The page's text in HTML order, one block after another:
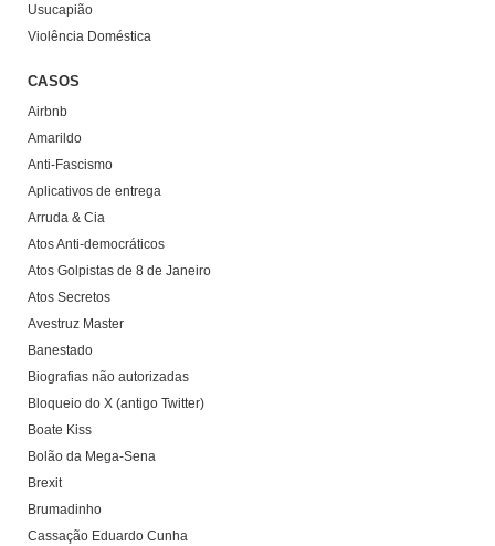
Usucapião
Violência Doméstica
CASOS
Airbnb
Amarildo
Anti-Fascismo
Aplicativos de entrega
Arruda & Cia
Atos Anti-democráticos
Atos Golpistas de 8 de Janeiro
Atos Secretos
Avestruz Master
Banestado
Biografias não autorizadas
Bloqueio do X (antigo Twitter)
Boate Kiss
Bolão da Mega-Sena
Brexit
Brumadinho
Cassação Eduardo Cunha